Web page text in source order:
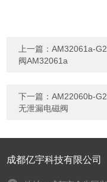
上一篇：AM32061a-
阀AM32061a
下一篇：AM22060b-
无泄漏电磁阀
成都亿宇科技有限公司